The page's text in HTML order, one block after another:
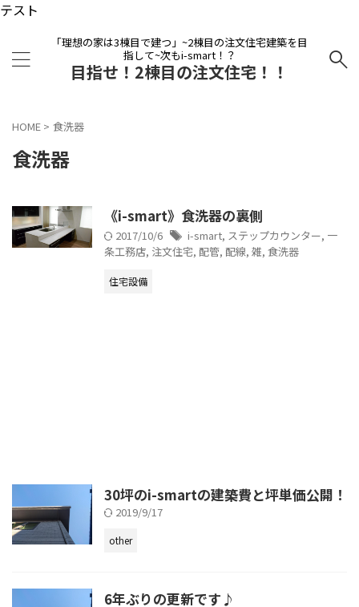
テスト
「理想の家は3棟目で建つ」~2棟目の注文住宅建築を目
指して~次もi-smart！？
目指せ！2棟目の注文住宅！！
HOME > 食洗器
食洗器
《i-smart》食洗器の裏側
2017/10/6 i-smart, ステップカウンター, 一
条工務店, 注文住宅, 配管, 配線, 雑, 食洗器
住宅設備
30坪のi-smartの建築費と坪単価公開！
2019/9/17
other
6年ぶりの更新です♪